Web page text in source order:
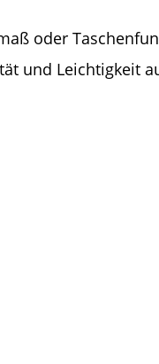
oder
und Leichtigkeit